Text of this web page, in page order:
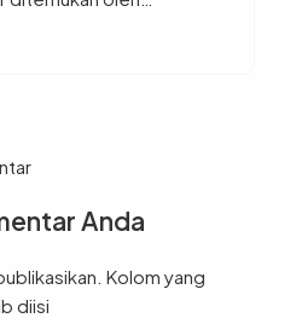
di internet. SEO
Anda muncul di hasil
menarik audiens
Anda
Kolom yang
diisi